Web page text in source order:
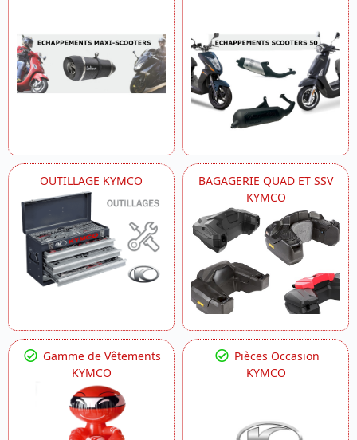
OUTILLAGE KYMCO
BAGAGERIE QUAD ET SSV
KYMCO
Gamme de Vêtements
KYMCO
Pièces Occasion
KYMCO